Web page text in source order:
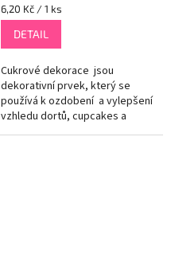
Měrná
cena:
6,20 Kč / 1 ks
DETAIL
Cukrové dekorace jsou
dekorativní prvek, který se
používá k ozdobení a vylepšení
vzhledu dortů, cupcakes a
dalších sladkých dezertů. Tento